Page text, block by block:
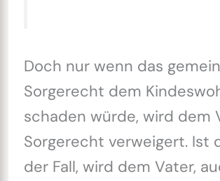
Doch nur wenn das
Sorgerecht dem
schaden würde, wird dem
Sorgerecht verweigert. Ist
der Fall, wird dem Vater,